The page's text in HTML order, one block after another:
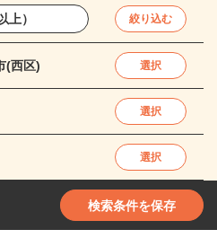
絞り込む
(西区) 選択
選択
選択
検索条件を保存